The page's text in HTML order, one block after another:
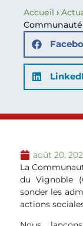
Accueil ›
août 20,
La
du Vignoble
sonder les
actions